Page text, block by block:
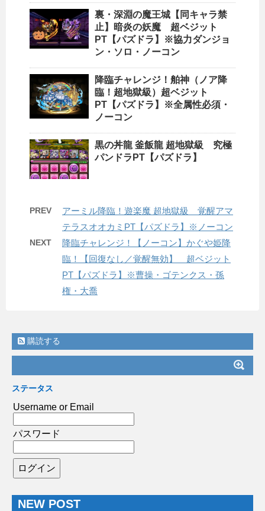
裏・深淵の魔王城【同キャラ禁
止】暗炎の妖魔 超ベジット
PT【パズドラ】※協力ダンジョ
ン・ソロ・ノーコン
降臨チャレンジ！舶神（ノア降
臨！超地獄級）超ベジット
PT【パズドラ】※全属性必須・
ノーコン
黒の丼龍 釜飯龍 超地獄級 究極
パンドラPT【パズドラ】
PREV
アーミル降臨！遊楽魔 超地獄級 覚醒アマ
テラスオオカミPT【パズドラ】※ノーコン
NEXT
降臨チャレンジ！【ノーコン】かぐや姫降
臨！【回復なし／覚醒無効】 超ベジット
PT【パズドラ】※曹操・ゴテンクス・孫
権・大喬
購読する
ステータス
Username or Email
パスワード
NEW POST